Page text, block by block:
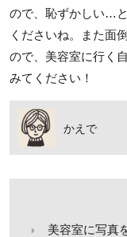
ので、恥ずかしい…
くださいね。また面
ので、美容室に行く
みてください！
かえで
美容室に写真